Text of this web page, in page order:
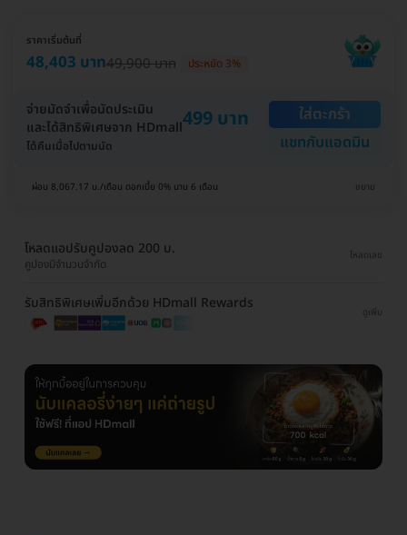
ราคาเริ่มต้นที่
48,403 บาท49,900 บาท ประหยัด 3%
จ่ายมัดจำเพื่อนัดประเมิน
และได้สิทธิพิเศษจาก HDmall499 บาท
ได้คืนเมื่อไปตามนัด
ใส่ตะกร้า
แชทกับแอดมิน
ผ่อน 8,067.17 บ./เดือน ดอกเบี้ย 0% นาน 6 เดือน ขยาย
โหลดแอปรับคูปองลด 200 บ.
คูปองมีจำนวนจำกัด
โหลดเลย
รับสิทธิพิเศษเพิ่มอีกด้วย HDmall Rewards
ดูเพิ่ม